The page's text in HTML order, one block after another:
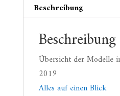
Beschreibung
Beschreibung
Übersicht der Modelle
2019
Alles auf einen Blick